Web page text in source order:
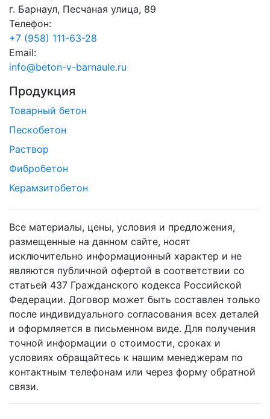
г. Барнаул, Песчаная улица, 89
Телефон:
+7 (958) 111-63-28
Email:
info@beton-v-barnaule.ru
Продукция
Товарный бетон
Пескобетон
Раствор
Фибробетон
Керамзитобетон
Все материалы, цены, условия и предложения,
размещенные на данном сайте, носят
исключительно информационный характер и не
являются публичной офертой в соответствии со
статьей 437 Гражданского кодекса Российской
Федерации. Договор может быть составлен только
после индивидуального согласования всех деталей
и оформляется в письменном виде. Для получения
точной информации о стоимости, сроках и
условиях обращайтесь к нашим менеджерам по
контактным телефонам или через форму обратной
связи.